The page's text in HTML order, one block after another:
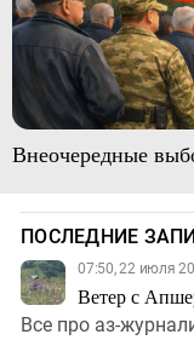
Внеочередные
ПОСЛЕДНИЕ
07:50, 22 июля
Ветер с
Все про аз-